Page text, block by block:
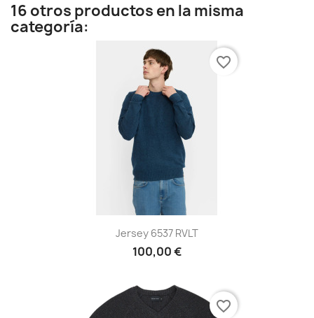
16 otros productos en la misma
categoría:
Jersey 6537 RVLT
100,00 €
favorite_border
favorite_border